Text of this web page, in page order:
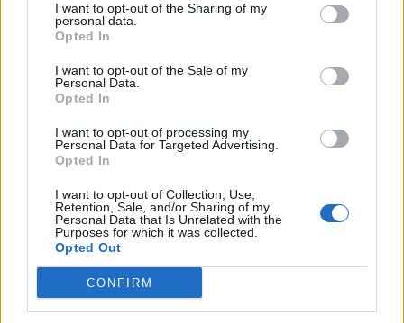
I want to opt-out of the Sharing of my
personal data.
Opted In
I want to opt-out of the Sale of my
Personal Data.
Opted In
I want to opt-out of processing my
Personal Data for Targeted Advertising.
Opted In
I want to opt-out of Collection, Use,
Retention, Sale, and/or Sharing of my
Personal Data that Is Unrelated with the
Purposes for which it was collected.
Opted Out
CONFIRM
ΖΩΔΙΑ ΖΩΔΙΑ ΣΗΜΕΡΑ
ΗΜΕΡΗΣΙΕΣ ΠΡΟΒΛΕΨΕΙΣ
ΚΑΘΗΜΕΡΙΝΕΣ ΠΡΟΒΛΕΨΕΙΣ
ΑΣΤΡΟΛΟΓΙΚΕΣ ΠΡΟΒΛΕΨΕΙΣ
ΓΙΑΝΝΗΣ ΡΙΖΟΠΟΥΛΟΣ
ΦΕΒΡΟΥΑΡΙΟΣ 2023